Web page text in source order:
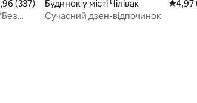
оцінка: 4,96 з 5, відгуки: 337
(337)
Будинок у місті Чілівак
4,97
Сучасний дзен-відпочинок